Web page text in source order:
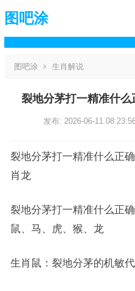
图吧涂
图吧涂 生肖解说
裂地分茅打一精准什
发布: 2026-06-11
裂地分茅打一精准什么正
肖龙
裂地分茅打一精准什么正
鼠、马、虎、猴、龙
生肖鼠：裂地分茅的机敏